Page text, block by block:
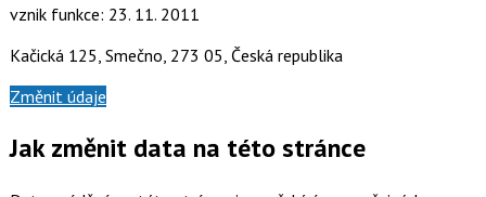
vznik funkce: 23. 11. 2011
Kačická 125, Smečno, 273 05, Česká republika
Změnit údaje
Jak změnit data na této stránce